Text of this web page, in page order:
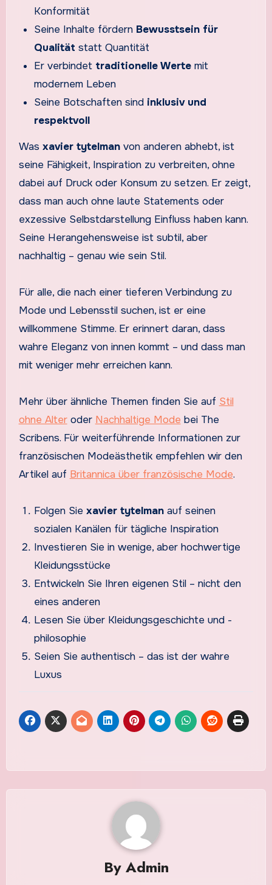
Konformität
Seine Inhalte fördern Bewusstsein für
Qualität statt Quantität
Er verbindet traditionelle Werte mit
modernem Leben
Seine Botschaften sind inklusiv und
respektvoll
Was xavier tytelmanvon anderen abhebt, ist
seine Fähigkeit, Inspiration zu verbreiten, ohne
dabei auf Druck oder Konsum zu setzen. Er zeigt,
dass man auch ohne laute Statements oder
exzessive Selbstdarstellung Einfluss haben kann.
Seine Herangehensweise ist subtil, aber
nachhaltig – genau wie sein Stil.
Für alle, die nach einer tieferen Verbindung zu
Mode und Lebensstil suchen, ist er eine
willkommene Stimme. Er erinnert daran, dass
wahre Eleganz von innen kommt – und dass man
mit weniger mehr erreichen kann.
Mehr über ähnliche Themen finden Sie auf Stil
ohne Alteroder Nachhaltige Mode bei The
Scribens. Für weiterführende Informationen zur
französischen Modeästhetik empfehlen wir den
Artikel auf Britannica über französische Mode.
Folgen Siexavier tytelman auf seinen
sozialen Kanälen für tägliche Inspiration
Investieren Sie in wenige, aber hochwertige
Kleidungsstücke
Entwickeln Sie Ihren eigenen Stil – nicht den
eines anderen
Lesen Sie über Kleidungsgeschichte und -
philosophie
Seien Sie authentisch – das ist der wahre
Luxus
By Admin